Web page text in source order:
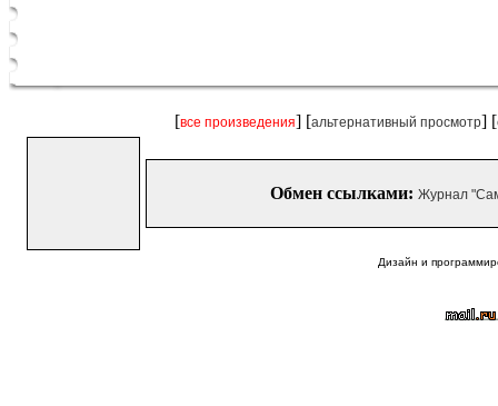
[все произведения] [альтернативный просмотр] [
Обмен ссылками: Журнал
Дизайн и